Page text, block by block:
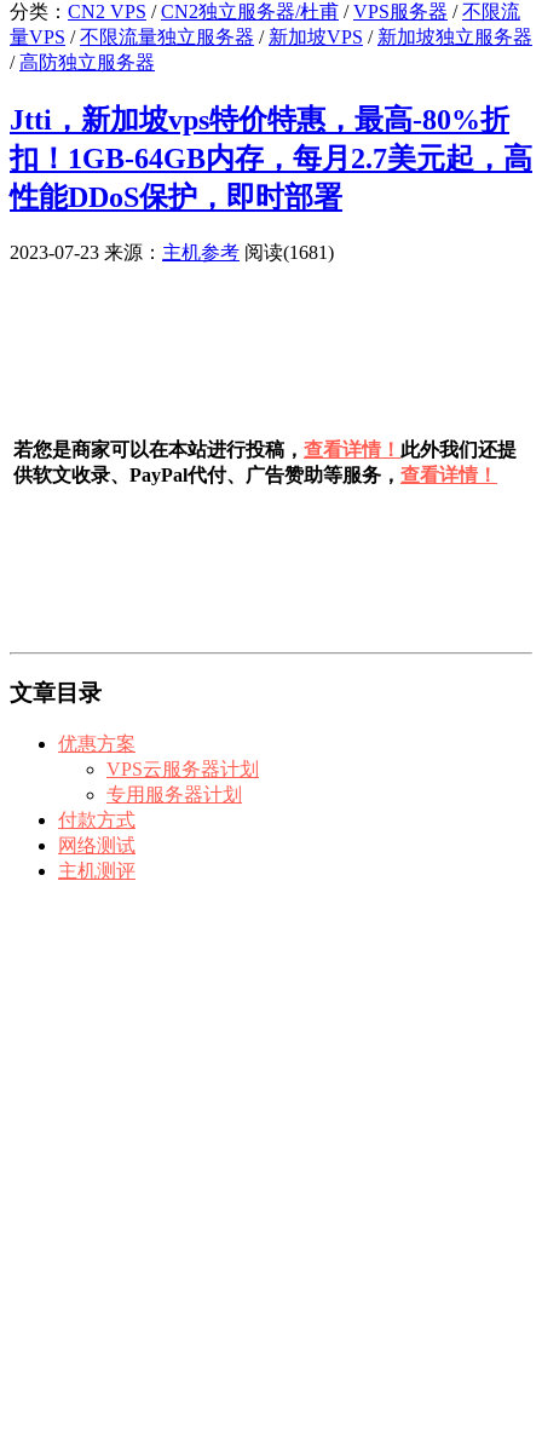
分类： CN2 VPS /CN2独立服务器/杜甫 /VPS服务器 /不限流
量VPS /不限流量独立服务器 / 新加坡VPS / 新加坡独立服务器
/高防独立服务器
Jtti，新加坡vps特价特惠，最高-80%折
扣！1GB-64GB内存，每月2.7美元起，高
性能DDoS保护，即时部署
2023-07-23 来源： 主机参考 阅读(1681)
若您是商家可以在本站进行投稿， 查看详情！ 此外我们还提
供软文收录、PayPal代付、广告赞助等服务， 查看详情！
文章目录
优惠方案
VPS云服务器计划
专用服务器计划
付款方式
网络测试
主机测评